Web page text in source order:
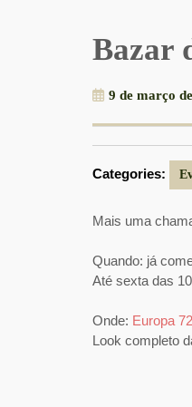
Bazar
9 de março
Categories:
Mais uma
Quando: já
Até sexta das
Onde: Europa
Look completo